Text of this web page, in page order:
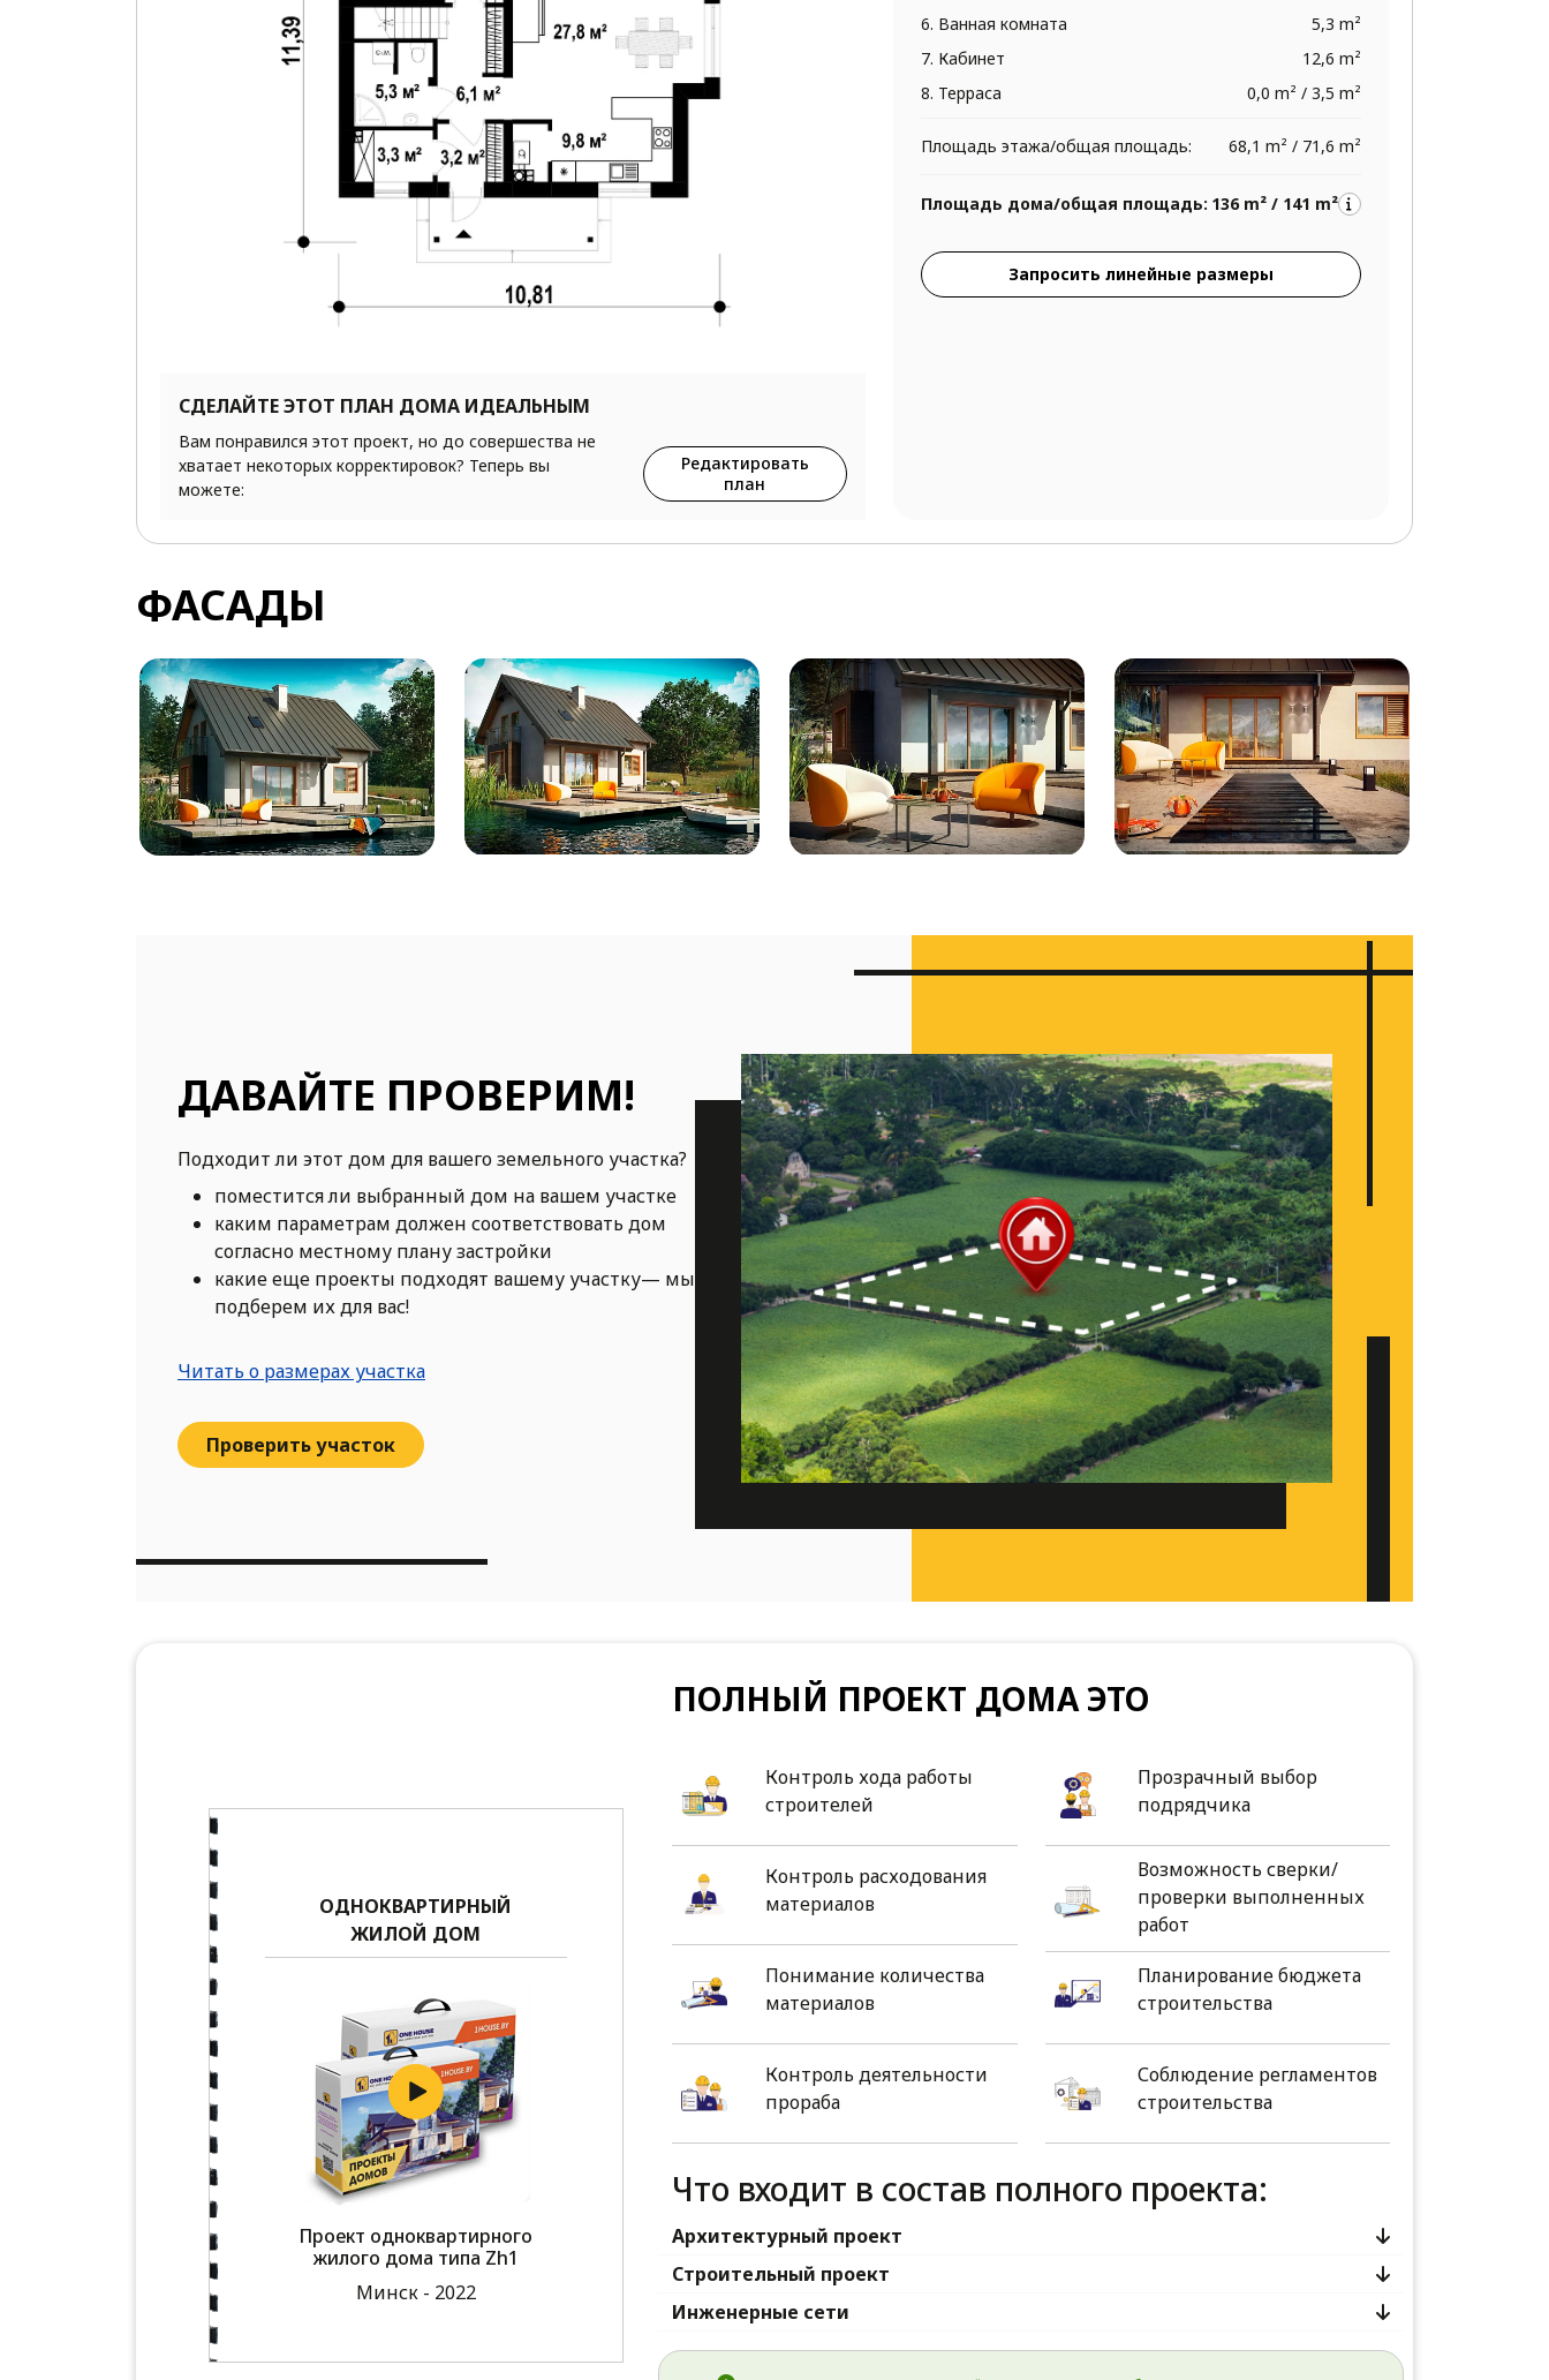
СДЕЛАЙТЕ ЭТОТ ПЛАН ДОМА ИДЕАЛЬНЫМ
Вам понравился этот проект, но до совершества не
хватает некоторых корректировок? Теперь вы
можете:
Редактировать
план
6. Ванная комната
5,3 m²
7. Кабинет
12,6 m²
8. Терраса
0,0 m² / 3,5 m²
Площадь этажа/общая площадь: 68,1 m² / 71,6 m²
Площадь дома/общая площадь: 136 m² / 141 m²
Запросить линейные размеры
ФАСАДЫ
ДАВАЙТЕ ПРОВЕРИМ!
Подходит ли этот дом для вашего земельного участка?
поместится ли выбранный дом на вашем участке
каким параметрам должен соответствовать дом
согласно местному плану застройки
какие еще проекты подходят вашему участку— мы
подберем их для вас!
Читать о размерах участка
Проверить участок
ОДНОКВАРТИРНЫЙ
ЖИЛОЙ ДОМ
Проект одноквартирного
жилого дома типа Zh1
Минск - 2022
ПОЛНЫЙ ПРОЕКТ ДОМА ЭТО
Контроль хода работы
строителей
Прозрачный выбор
подрядчика
Контроль расходования
материалов
Возможность сверки/
проверки выполненных
работ
Понимание количества
материалов
Планирование бюджета
строительства
Контроль деятельности
прораба
Соблюдение регламентов
строительства
Что входит в состав полного проекта:
Архитектурный проект
Строительный проект
Инженерные сети